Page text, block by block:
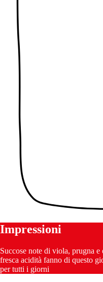
Impressioni
Succose note di viola, prugna
fresca acidità fanno di questo
per tutti i giorni